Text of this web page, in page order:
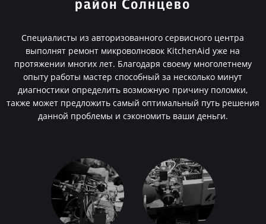
район Солнцево
Специалисты из авторизованного сервисного центра
выполнят ремонт микроволновок KitchenAid уже на
протяжении многих лет. Благодаря своему многолетнему
опыту работы мастер способный за несколько минут
диагностики определить возможную причину поломки,
также может предложить самый оптимальный путь решения
данной проблемы и сэкономить ваши деньги.